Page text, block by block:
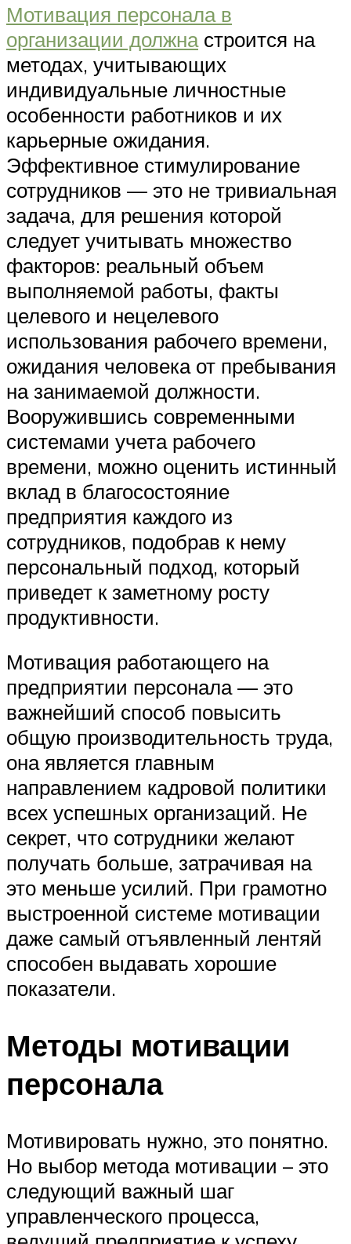
Мотивация персонала в
организации должнастроится на
методах, учитывающих
индивидуальные личностные
особенности работников и их
карьерные ожидания.
Эффективное стимулирование
сотрудников — это не тривиальная
задача, для решения которой
следует учитывать множество
факторов: реальный объем
выполняемой работы, факты
целевого и нецелевого
использования рабочего времени,
ожидания человека от пребывания
на занимаемой должности.
Вооружившись современными
системами учета рабочего
времени, можно оценить истинный
вклад в благосостояние
предприятия каждого из
сотрудников, подобрав к нему
персональный подход, который
приведет к заметному росту
продуктивности.
Мотивация работающего на
предприятии персонала — это
важнейший способ повысить
общую производительность труда,
она является главным
направлением кадровой политики
всех успешных организаций. Не
секрет, что сотрудники желают
получать больше, затрачивая на
это меньше усилий. При грамотно
выстроенной системе мотивации
даже самый отъявленный лентяй
способен выдавать хорошие
показатели.
Методы мотивации
персонала
Мотивировать нужно, это понятно.
Но выбор метода мотивации – это
следующий важный шаг
управленческого процесса,